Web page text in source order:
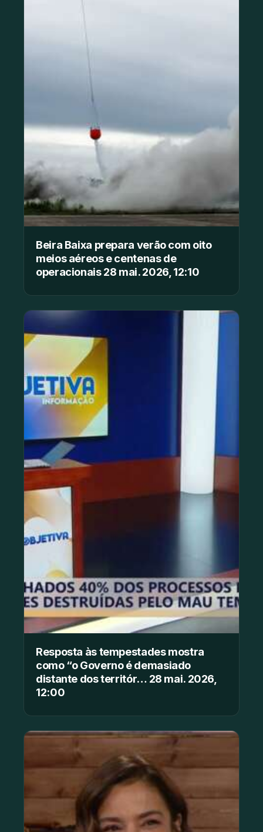
Beira Baixa prepara verão com oito
meios aéreos e centenas de
operacionais 28 mai. 2026, 12:10
Resposta às tempestades mostra
como “o Governo é demasiado
distante dos territór… 28 mai. 2026,
12:00